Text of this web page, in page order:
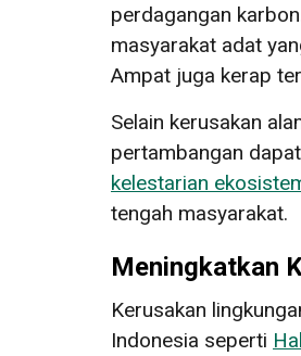
perdagangan
masyarakat adat
Ampat juga kerap
Selain kerusakan
pertambangan
kelestarian
tengah masyarakat.
Meningkatkan
Kerusakan
Indonesia seperti